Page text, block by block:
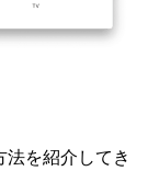
を紹介してき